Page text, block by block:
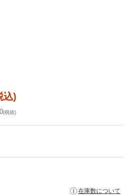
込)
(税抜)
在庫数について